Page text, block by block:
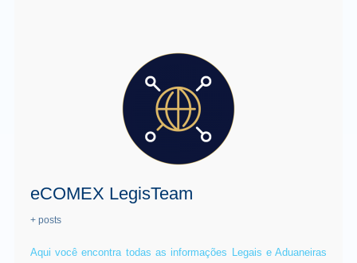
eCOMEX LegisTeam
+ posts
Aqui você encontra todas as informações Legais e Aduaneiras